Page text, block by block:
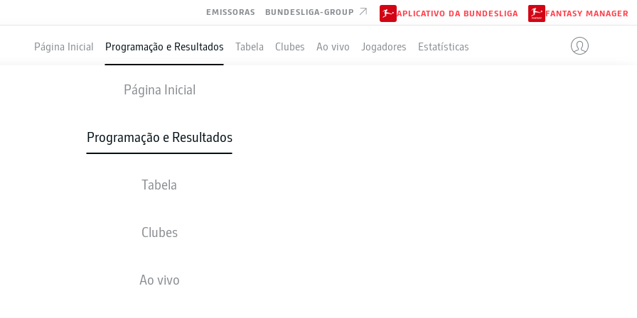
EMISSORAS BUNDESLIGA-GROUP APLICATIVO DA BUNDESLIGA FANTASY MANAGER
Página Inicial Programação e Resultados Tabela Clubes Ao vivo Jogadores Estatísticas
Página Inicial
Programação e Resultados
Tabela
Clubes
Ao vivo
RB LEIPZIG UNION BERLIN
1 2
ESCALAÇÕES